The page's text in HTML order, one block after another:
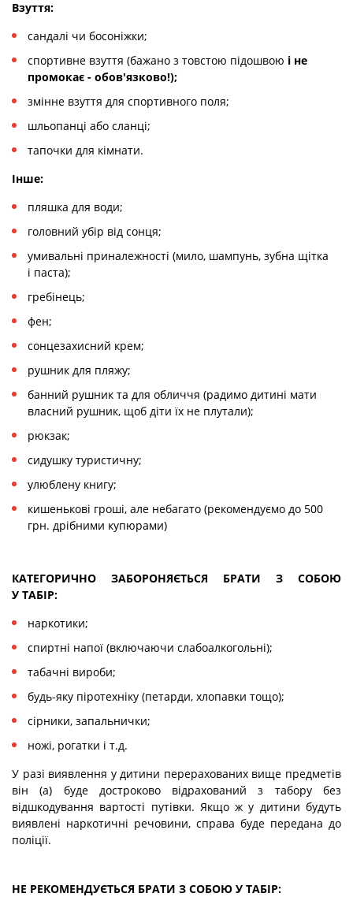
Взуття:
сандалі чи босоніжки;
спортивне взуття (бажано з товстою підошвою і не
промокає - обов'язково!);
змінне взуття для спортивного поля;
шльопанці або сланці;
тапочки для кімнати.
Інше:
пляшка для води;
головний убір від сонця;
умивальні приналежності (мило, шампунь, зубна щітка
і паста);
гребінець;
фен;
сонцезахисний крем;
рушник для пляжу;
банний рушник та для обличчя (радимо дитині мати
власний рушник, щоб діти їх не плутали);
рюкзак;
сидушку туристичну;
улюблену книгу;
кишенькові гроші, але небагато (рекомендуємо до 500
грн. дрібними купюрами)
КАТЕГОРИЧНО ЗАБОРОНЯЄТЬСЯ БРАТИ З СОБОЮ
У ТАБІР:
наркотики;
спиртні напої (включаючи слабоалкогольні);
табачні вироби;
будь-яку піротехніку (петарди, хлопавки тощо);
сірники, запальнички;
ножі, рогатки і т.д.
У разі виявлення у дитини перерахованих вище предметів
він (а) буде достроково відрахований з табору без
відшкодування вартості путівки. Якщо ж у дитини будуть
виявлені наркотичні речовини, справа буде передана до
поліції.
НЕ РЕКОМЕНДУЄТЬСЯ БРАТИ З СОБОЮ У ТАБІР: